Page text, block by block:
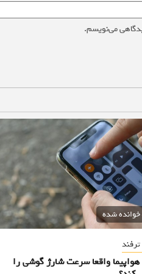
می‌نویسم.
هواپیما واقعا سرعت شارژ گوشی را